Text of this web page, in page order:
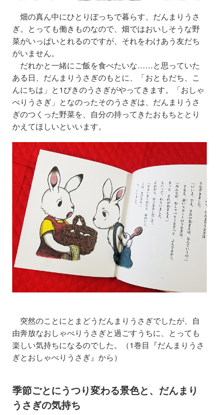
畑の真ん中にひとりぼっちで暮らす、だんまりうさ
ぎ。とっても働きものなので、畑ではおいしそうな野
菜がいっぱいとれるのですが、それをわけあう友だち
がいません。
だれかと一緒にご飯を食べたいな……と思っていた
ある日、 だんまり うさぎのもとに、「おともだち、こ
んにちは」と1ぴきのうさぎがやってきます。「おしゃ
べりうさぎ」となのったそのうさぎは、だんまりうさ
ぎのつくった野菜を、自分の持ってきたおもちととり
かえてほしいといいます。
突然のことにとまどうだんまりうさぎでしたが、自
由奔放なおしゃべりうさぎと過ごすうちに、とっても
楽しい気持ちになるのでした。（1巻目『だんまりうさ
ぎとおしゃべりうさぎ』から）
季節ごとにうつり変わる景色と、だんまり
うさぎの気持ち